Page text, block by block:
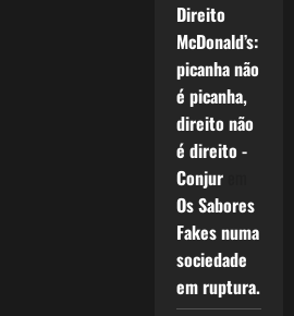
Direito
McDonald’s:
picanha não
é picanha,
direito não
é direito -
Conjurem
Os Sabores
Fakes numa
sociedade
em ruptura.